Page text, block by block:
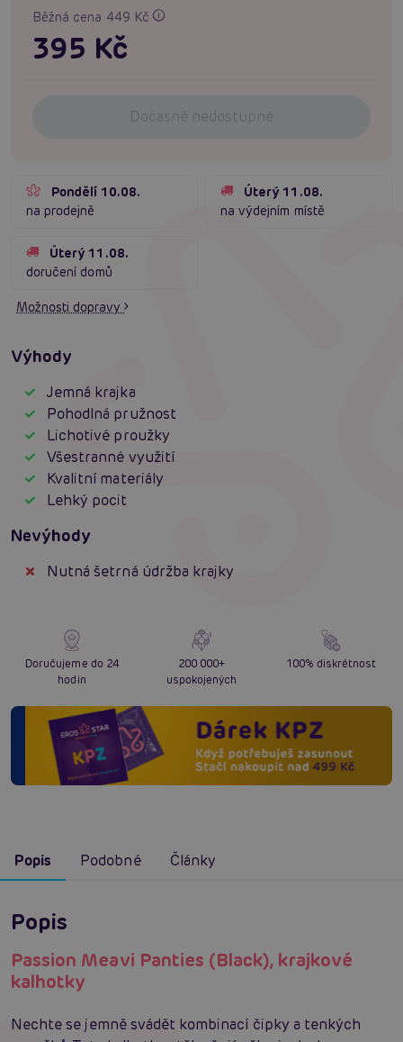
Běžná cena 449 Kč
395 Kč
Dočasně nedostupné
Pondělí 10.08.
na prodejně
Úterý 11.08.
na výdejním místě
Úterý 11.08.
doručení domů
Možnosti dopravy
Výhody
Jemná krajka
Pohodlná pružnost
Lichotivé proužky
Všestranné využití
Kvalitní materiály
Lehký pocit
Nevýhody
Nutná šetrná údržba krajky
Doručujeme do 24
hodin
200 000+
uspokojených
100% diskrétnost
Popis Podobné Články
Popis
Passion Meavi Panties (Black), krajkové
kalhotky
Nechte se jemně svádět kombinací čipky a tenkých